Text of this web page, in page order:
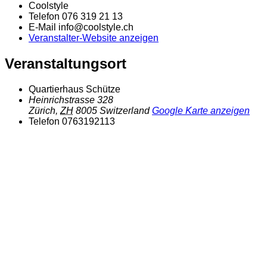
Coolstyle
Telefon 076 319 21 13
E-Mail info@coolstyle.ch
Veranstalter-Website anzeigen
Veranstaltungsort
Quartierhaus Schütze
Heinrichstrasse 328
Zürich, ZH 8005 Switzerland Google Karte anzeigen
Telefon 0763192113